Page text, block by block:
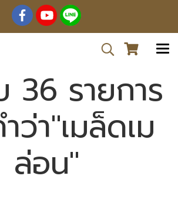
36 รายการ
ว่า"เมล็ดเม
ล่อน"